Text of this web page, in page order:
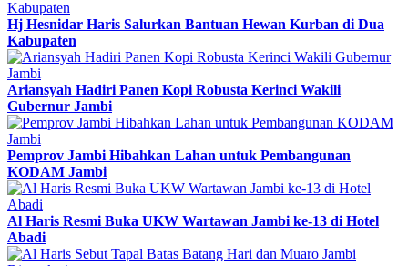
Hj Hesnidar Haris Salurkan Bantuan Hewan Kurban di Dua
Kabupaten
Ariansyah Hadiri Panen Kopi Robusta Kerinci Wakili
Gubernur Jambi
Pemprov Jambi Hibahkan Lahan untuk Pembangunan
KODAM Jambi
Al Haris Resmi Buka UKW Wartawan Jambi ke-13 di Hotel
Abadi